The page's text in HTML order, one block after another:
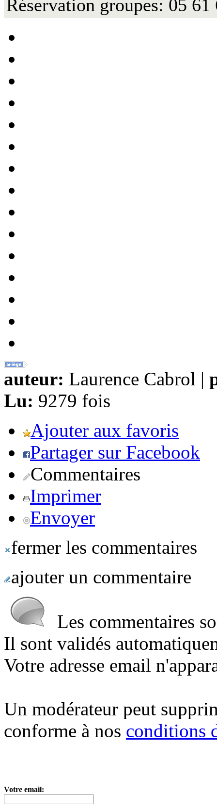
Réservation groupes: 05 61
auteur: Laurence Cabrol |
Lu: 9279 fois
Ajouter aux favoris
Partager sur Facebook
Commentaires
Imprimer
Envoyer
fermer les commentaires
ajouter un commentaire
Les commentaires
Il sont validés
Votre adresse email
Un modérateur peut
conforme à nos conditions
Votre email: